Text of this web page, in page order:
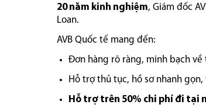
20 năm kinh nghiệm, Giám đốc
Loan.
AVB Quốc tế mang đến:
Đơn hàng rõ ràng, minh bạch
Hỗ trợ thủ tục, hồ sơ nhanh
Hỗ trợ trên 50% chi phí đi tại